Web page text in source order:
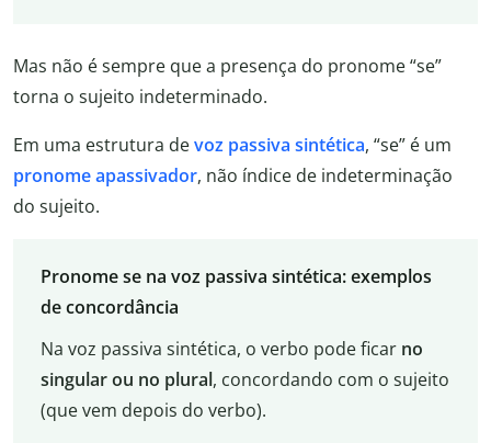
Mas não é sempre que a presença do pronome “se”
torna o sujeito indeterminado.
Em uma estrutura devoz passiva sintética, “se” é um
pronome apassivador, não índice de indeterminação
do sujeito.
Pronome se na voz passiva sintética: exemplos
de concordância
Na voz passiva sintética, o verbo pode ficar no
singular ou no plural, concordando com o sujeito
(que vem depois do verbo).